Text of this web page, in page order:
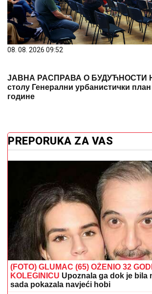
08. 08. 2026 09:52
ЈАВНА РАСПРАВА О БУДУЋНОСТИ
столу Генерални урбанистички
године
PREPORUKA ZA VAS
(FOTO) GLUMAC (65) OŽENIO 32
KOLEGINICU Upoznala ga dok je bila
sada pokazala navjeći hobi